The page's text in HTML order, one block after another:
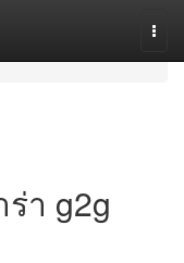
า g2g